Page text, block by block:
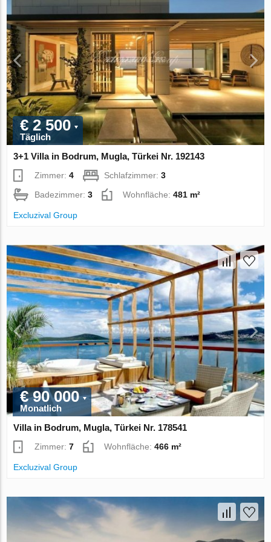
€ 2 500
Täglich
3+1 Villa in Bodrum, Mugla, Türkei Nr. 192143
Zimmer:4 Schlafzimmer:3
Badezimmer:3 Wohnfläche:481 m²
Excluzival Group
€ 90 000
Monatlich
Villa in Bodrum, Mugla, Türkei Nr. 178541
Zimmer:7 Wohnfläche:466 m²
Excluzival Group